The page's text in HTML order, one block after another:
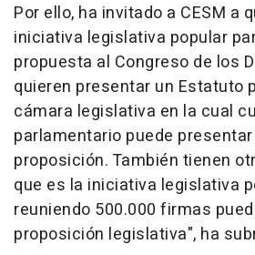
Por ello, ha invitado a CESM a
iniciativa legislativa popular
propuesta al Congreso de los
quieren presentar un Estatuto
cámara legislativa en la cual
parlamentario puede
proposición. También tienen
que es la iniciativa legislativa
reuniendo 500.000 firmas
proposición legislativa", ha